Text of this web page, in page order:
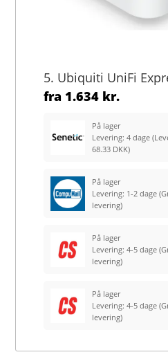
5. Ubiquiti UniFi
fra 1.634 kr.
På lager
Levering: 4 dage
68.33 DKK)
På lager
Levering: 1-2 dage
levering)
På lager
Levering: 4-5 dage
levering)
På lager
Levering: 4-5 dage
levering)